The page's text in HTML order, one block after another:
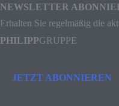
NEWSLETTER
Erhalten Sie regelmäßig die
PHILIPPGRUPPE
JETZT ABONNIEREN